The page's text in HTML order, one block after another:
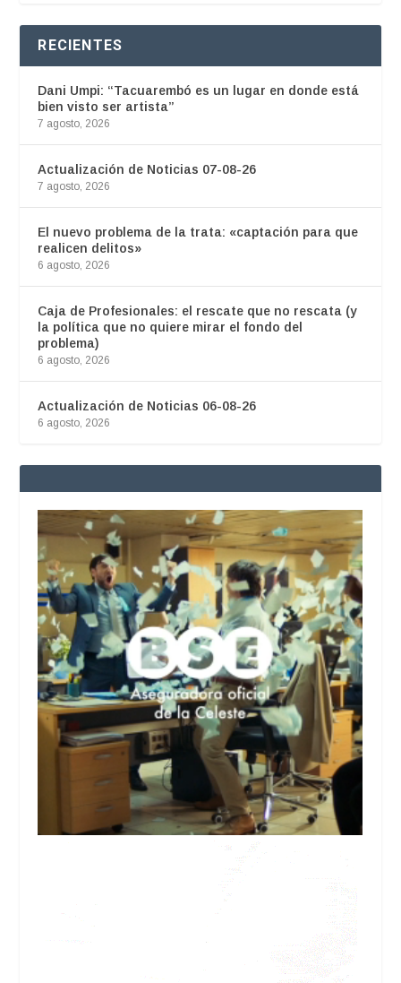
RECIENTES
Dani Umpi: “Tacuarembó es un lugar en donde está
bien visto ser artista”
7 agosto, 2026
Actualización de Noticias 07-08-26
7 agosto, 2026
El nuevo problema de la trata: «captación para que
realicen delitos»
6 agosto, 2026
Caja de Profesionales: el rescate que no rescata (y
la política que no quiere mirar el fondo del
problema)
6 agosto, 2026
Actualización de Noticias 06-08-26
6 agosto, 2026